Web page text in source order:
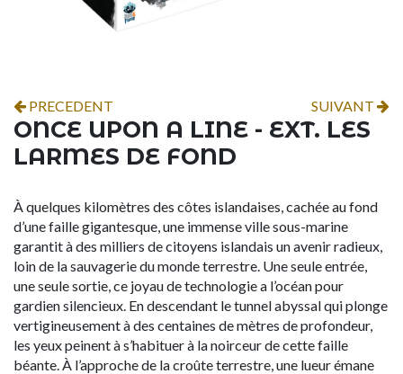
PRECEDENT SUIVANT
ONCE UPON A LINE - EXT. LES
LARMES DE FOND
À quelques kilomètres des côtes islandaises, cachée au fond
d’une faille gigantesque, une immense ville sous-marine
garantit à des milliers de citoyens islandais un avenir radieux,
loin de la sauvagerie du monde terrestre. Une seule entrée,
une seule sortie, ce joyau de technologie a l’océan pour
gardien silencieux. En descendant le tunnel abyssal qui plonge
vertigineusement à des centaines de mètres de profondeur,
les yeux peinent à s’habituer à la noirceur de cette faille
béante. À l’approche de la croûte terrestre, une lueur émane